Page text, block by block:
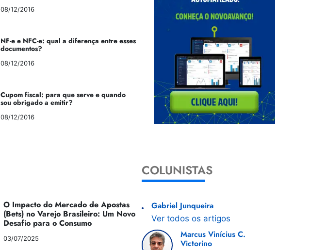
08/12/2016
NF-e e NFC-e: qual a diferença entre esses
documentos?
08/12/2016
Cupom fiscal: para que serve e quando
sou obrigado a emitir?
08/12/2016
O Impacto do Mercado de Apostas
(Bets) no Varejo Brasileiro: Um Novo
Desafio para o Consumo
03/07/2025
COLUNISTAS
Gabriel Junqueira
Ver todos os artigos
Marcus Vinícius C.
Victorino